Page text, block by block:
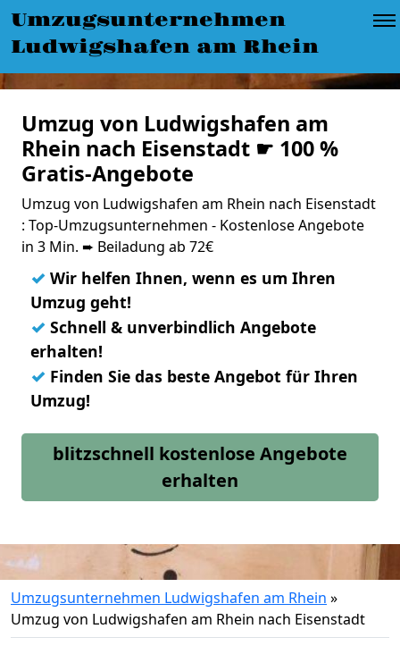
Umzugsunternehmen
Ludwigshafen am Rhein
Umzug von Ludwigshafen am
Rhein nach Eisenstadt ☛ 100 %
Gratis-Angebote
Umzug von Ludwigshafen am Rhein nach Eisenstadt
: Top-Umzugsunternehmen - Kostenlose Angebote
in 3 Min. ➨ Beiladung ab 72€
✓ Wir helfen Ihnen, wenn es um Ihren
Umzug geht!
✓ Schnell & unverbindlich Angebote
erhalten!
✓ Finden Sie das beste Angebot für Ihren
Umzug!
blitzschnell kostenlose Angebote
erhalten
Umzugsunternehmen Ludwigshafen am Rhein »
Umzug von Ludwigshafen am Rhein nach Eisenstadt